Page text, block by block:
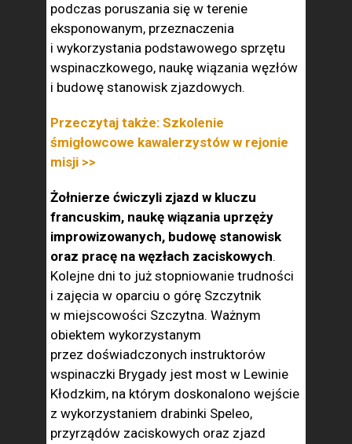
podczas poruszania się w terenie
eksponowanym, przeznaczenia
i wykorzystania podstawowego sprzętu
wspinaczkowego, naukę wiązania węzłów
i budowę stanowisk zjazdowych.
Przeczytaj także: Szkolenie
śmigłowcowe kawalerzystów w rejonie
misji >>
Żołnierze ćwiczyli zjazd w kluczu
francuskim, naukę wiązania uprzęży
improwizowanych, budowę stanowisk
oraz pracę na węzłach zaciskowych.
Kolejne dni to już stopniowanie trudności
i zajęcia w oparciu o górę Szczytnik
w miejscowości Szczytna. Ważnym
obiektem wykorzystanym
przez doświadczonych instruktorów
wspinaczki Brygady jest most w Lewinie
Kłodzkim, na którym doskonalono wejście
z wykorzystaniem drabinki Speleo,
przyrządów zaciskowych oraz zjazd